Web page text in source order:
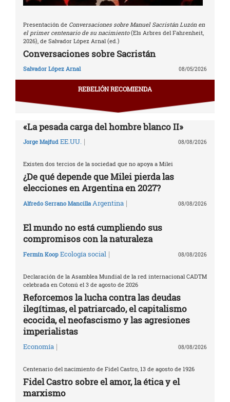
Presentación de Conversaciones sobre Manuel Sacristán Luzón en
el primer centenario de su nacimiento(Els Arbres del Fahrenheit,
2026), de Salvador López Arnal (ed.)
Conversaciones sobre Sacristán
Salvador López Arnal 08/05/2026
REBELIÓN RECOMIENDA
«La pesada carga del hombre blanco II»
Jorge Majfud EE.UU. | 08/08/2026
Existen dos tercios de la sociedad que no apoya a Milei
¿De qué depende que Milei pierda las
elecciones en Argentina en 2027?
Alfredo Serrano Mancilla Argentina | 08/08/2026
El mundo no está cumpliendo sus
compromisos con la naturaleza
Fermín Koop Ecología social | 08/08/2026
Declaración de la Asamblea Mundial de la red internacional CADTM
celebrada en Cotonú el 3 de agosto de 2026
Reforcemos la lucha contra las deudas
ilegítimas, el patriarcado, el capitalismo
ecocida, el neofascismo y las agresiones
imperialistas
Economía | 08/08/2026
Centenario del nacimiento de Fidel Castro, 13 de agosto de 1926
Fidel Castro sobre el amor, la ética y el
marxismo